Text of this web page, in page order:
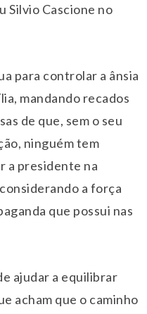
Silvio Cascione no
para controlar a ânsia
mandando recados
de que, sem o seu
ninguém tem
a presidente na
a força
que possui nas
ajudar a equilibrar
acham que o caminho